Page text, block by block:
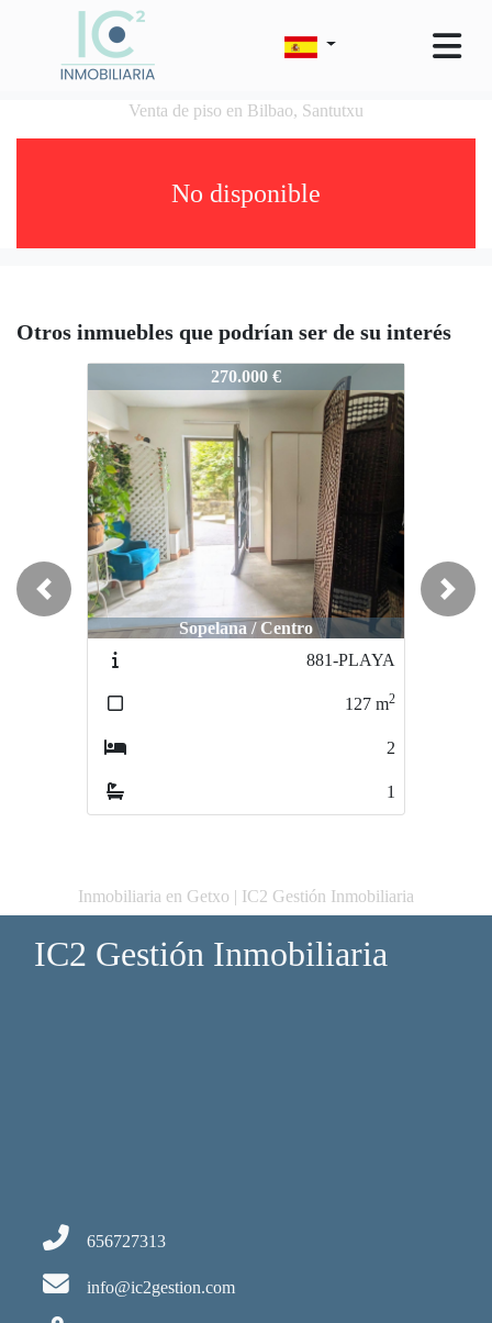
Venta de piso en Bilbao, Santutxu
No disponible
Otros inmuebles que podrían ser de su interés
270.000 €
Sopelana / Centro
881-PLAYA
127 m2
2
1
Previous Next
Inmobiliaria en Getxo | IC2 Gestión Inmobiliaria
IC2 Gestión Inmobiliaria
656727313
info@ic2gestion.com